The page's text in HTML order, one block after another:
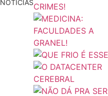
NOTÍCIAS